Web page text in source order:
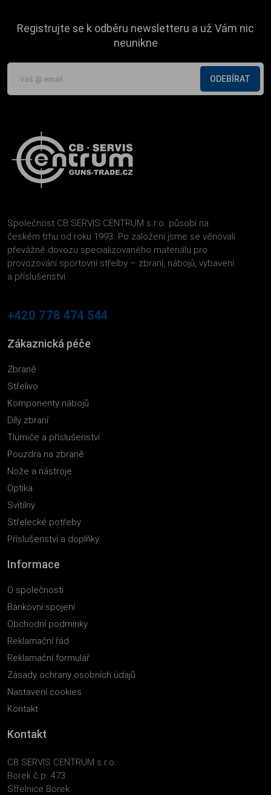
Registrujte se k odběru newsletteru a už Vám nic
neunikne
ODEBÍRAT
Společnost CB SERVIS CENTRUM s.r.o. působí na
českém trhu od roku 1993. Po založení jsme se věnovali
převážně dovozu specializovaného materiálu pro
provozování sportovní střelby – zbraní, nábojů, vybavení
a příslušenství.
+420 778 474 544
Zákaznická péče
Zbraně
Střelivo
Komponenty nábojů
Díly zbraní
Tlumiče a příslušenství
Pouzdra na zbraně
Nože a nástroje
Optika
Svítilny
Střelecké potřeby
Příslušenství a doplňky
Informace
O společnosti
Bankovní spojení
Obchodní podmínky
Reklamační řád
Reklamační formulář
Zásady ochrany osobních údajů
Nastavení cookies
Kontakt
Kontakt
CB SERVIS CENTRUM s.r.o.
Borek č.p. 473
Střelnice Borek